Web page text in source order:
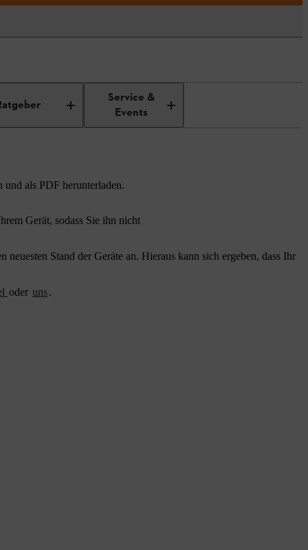
Service &
Events
als PDF herunterladen.
Gerät, sodass Sie ihn nicht
Stand der Geräte an. Hieraus kann sich ergeben, dass Ihr
oder uns.